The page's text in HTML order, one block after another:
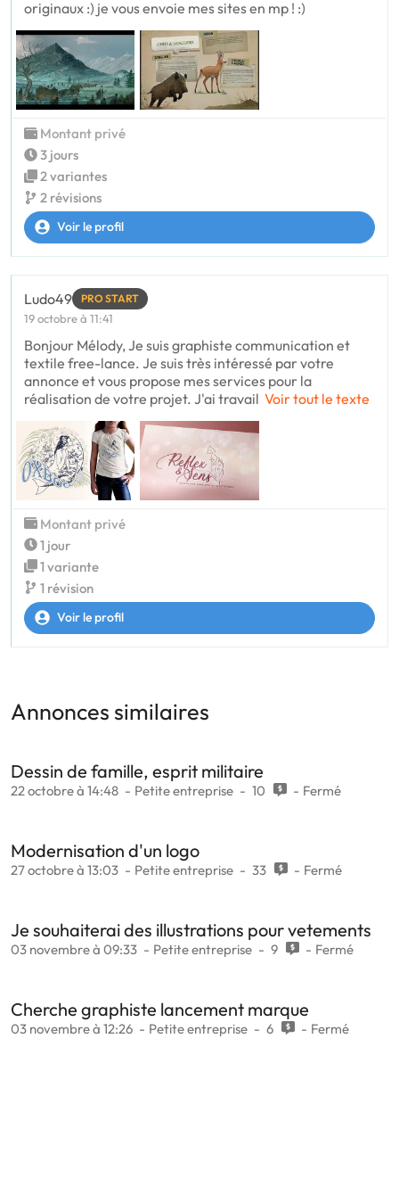
originaux :) je vous envoie mes sites en mp ! :)
Montant privé
3 jours
2 variantes
2 révisions
Voir le profil
Ludo49 PRO START
19 octobre à 11:41
Bonjour Mélody, Je suis graphiste communication et
textile free-lance. Je suis très intéressé par votre
annonce et vous propose mes services pour la
réalisation de votre projet. J'ai travail Voir tout le texte
Montant privé
1 jour
1 variante
1 révision
Voir le profil
Annonces similaires
Dessin de famille, esprit militaire
22 octobre à 14:48 Petite entreprise 10 Fermé
Modernisation d'un logo
27 octobre à 13:03 Petite entreprise 33 Fermé
Je souhaiterai des illustrations pour vetements
03 novembre à 09:33 Petite entreprise 9 Fermé
Cherche graphiste lancement marque
03 novembre à 12:26 Petite entreprise 6 Fermé